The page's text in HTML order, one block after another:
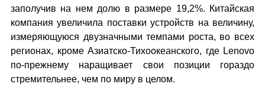
заполучив на нем долю в размере 19,2%. Китайская
компания увеличила поставки устройств на величину,
измеряющуюся двузначными темпами роста, во всех
регионах, кроме Азиатско-Тихоокеанского, где Lenovo
по-прежнему наращивает свои позиции гораздо
стремительнее, чем по миру в целом.